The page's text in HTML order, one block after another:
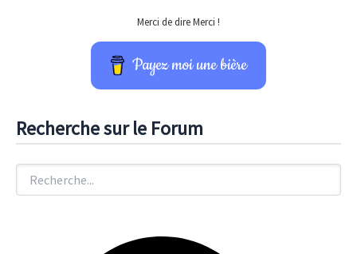
Merci de dire Merci !
Payez moi une bière
Recherche sur le Forum